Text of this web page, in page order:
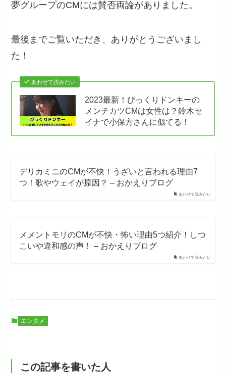
夢グループのCMには賛否両論がありました。
最後までご覧いただき、ありがとうございまし
た！
あわせて読みたい
2023最新！びっくりドンキーの
メンチカツCMは女性は？鈴木セ
イナで小保方さんに似てる！
あわせて読みたい
デリカミニのCMが不快！うざいと言われる理由7
つ！歌やウェイが原因？ – おかえりブログ
あわせて読みたい
メメントモリのCMが不快・怖い理由5つ紹介！しつ
こいや違和感の声！ – おかえりブログ
エンタメ
この記事を書いた人